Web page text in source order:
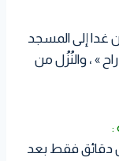
غدا إلى المسجد
» ، والنُزُل من
:
دقائق فقط بعد